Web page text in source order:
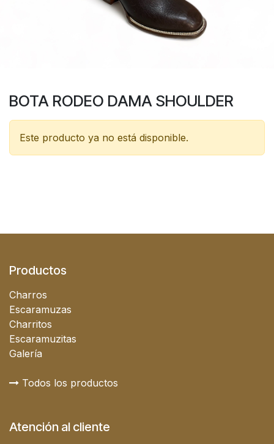
BOTA RODEO DAMA SHOULDER
Este producto ya no está disponible.
Productos
Charros
Escaramuzas
Charritos
Escaramuzitas
Galería
Todos los productos
Atención al cliente